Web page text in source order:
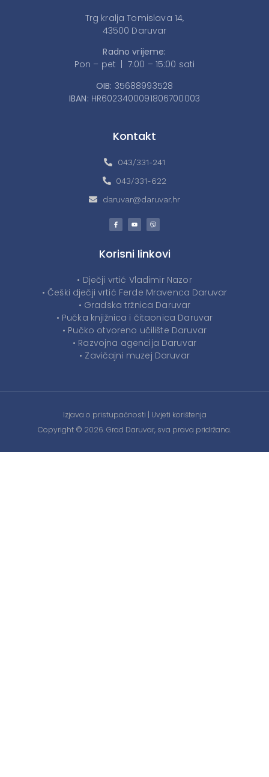
Trg kralja Tomislava 14,
43500 Daruvar
Radno vrijeme:
Pon – pet | 7:00 – 15:00 sati
OIB: 35688993528
IBAN: HR6023400091806700003
Kontakt
043/331-241
043/331-622
daruvar@daruvar.hr
Korisni linkovi
• Dječji vrtić Vladimir Nazor
• Češki dječji vrtić Ferde Mravenca Daruvar
• Gradska tržnica Daruvar
• Pučka knjižnica i čitaonica Daruvar
• Pučko otvoreno učilište Daruvar
• Razvojna agencija Daruvar
• Zavičajni muzej Daruvar
Izjava o pristupačnosti | Uvjeti korištenja
Copyright © 2026. Grad Daruvar, sva prava pridržana.